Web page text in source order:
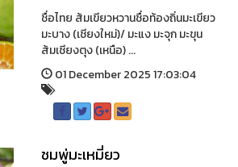
ชื่อไทย ส้มเขียวหวานชื่อท้องถิ่นมะเขียว
มะบาง (เชียงใหม่)/ มะแง มะจุก มะขุน
ส้มเชียงตุง (เหนือ) ...
01 December 2025 17:03:04
ชมพู่มะเหมี่ยว